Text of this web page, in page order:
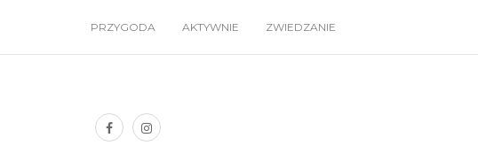
PRZYGODA AKTYWNIE ZWIEDZANIE